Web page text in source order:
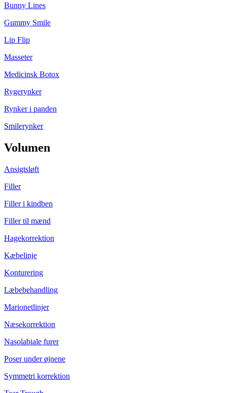
Bunny Lines
Gummy Smile
Lip Flip
Masseter
Medicinsk Botox
Rygerynker
Rynker i panden
Smilerynker
Volumen
Ansigtsløft
Filler
Filler i kindben
Filler til mænd
Hagekorrektion
Kæbelinje
Konturering
Læbebehandling
Marionetlinjer
Næsekorrektion
Nasolabiale furer
Poser under øjnene
Symmetri korrektion